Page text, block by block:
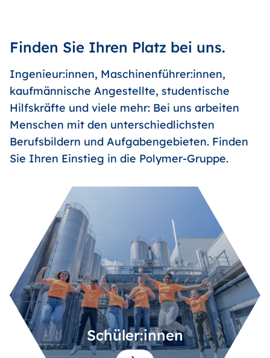
Finden Sie Ihren Platz bei uns.
Ingenieur:innen, Maschinenführer:innen,
kaufmännische Angestellte, studentische
Hilfskräfte und viele mehr: Bei uns arbeiten
Menschen mit den unterschiedlichsten
Berufsbildern und Aufgabengebieten. Finden
Sie Ihren Einstieg in die Polymer-Gruppe.
Schüler:innen